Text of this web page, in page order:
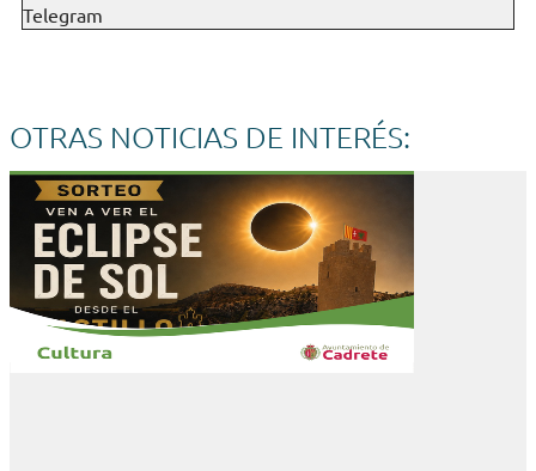
Telegram
OTRAS NOTICIAS DE INTERÉS: